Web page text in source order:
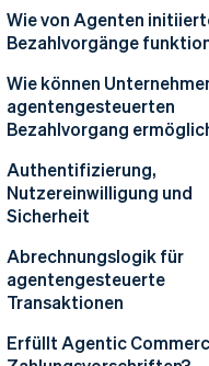
Neue Erwartungen an
Plattformen und SaaS
Flexiblere Infrastruktur
Risikomanagement und
Wie von Agenten
Bezahlvorgänge
Der Bezahlvorgang
Tokenisierung und
Anmeldedaten
Unsichtbarer,
kontextbezogener
Wie können
agentengesteuerten
Bezahlvorgang
Authentifizierung,
Nutzereinwilligung und
Sicherheit
Starke Authentifizierung
PSD2
Sicherheit und
Abrechnungslogik für
agentengesteuerte
Transaktionen
Dynamische
Erfüllt Agentic